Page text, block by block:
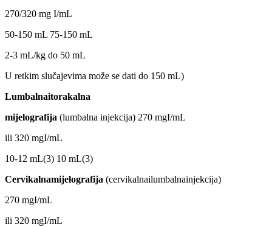
270/320 mg I/mL
50-150 mL 75-150 mL
2-3 mL/kg do 50 mL
U retkim slučajevima može se dati do 150 mL)
Lumbalnaitorakalna
mijelografija (lumbalna injekcija) 270 mgI/mL
ili 320 mgI/mL
10-12 mL(3) 10 mL(3)
Cervikalnamijelografija (cervikalnailumbalnainjekcija)
270 mgI/mL
ili 320 mgI/mL